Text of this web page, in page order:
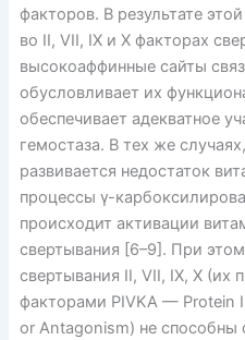
факторов. В результате
во II, VII, IX и Х факторах
высокоаффинные сайты
обусловливает их
обеспечивает адекватное
гемостаза. В тех же
развивается недостаток
процессы γ-
происходит активации
свертывания [6–9]. При
свертывания II, VII, IX, X (их
факторами PIVKA — Protein
or Antagonism) не способны